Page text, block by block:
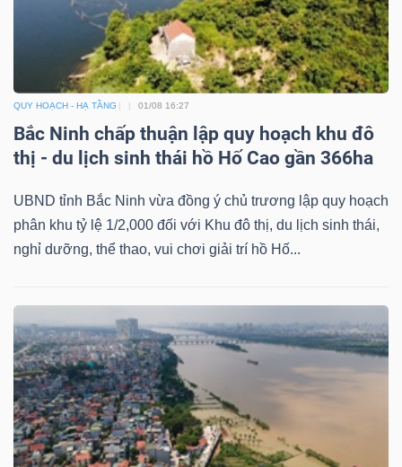
QUY HOẠCH - HẠ TẦNG 01/08 16:27
Bắc Ninh chấp thuận lập quy hoạch khu đô
thị - du lịch sinh thái hồ Hố Cao gần 366ha
UBND tỉnh Bắc Ninh vừa đồng ý chủ trương lập quy hoạch
phân khu tỷ lệ 1/2,000 đối với Khu đô thị, du lịch sinh thái,
nghỉ dưỡng, thể thao, vui chơi giải trí hồ Hố...
Dữ
liệu
tài
chính